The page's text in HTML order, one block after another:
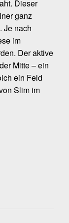
Dieser
ganz
Je nach
im
Der aktive
Mitte – ein
ein Feld
Slim im